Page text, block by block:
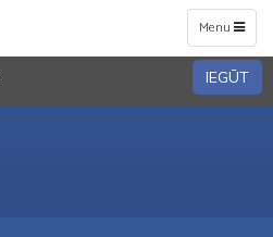
Toggle
navigation
Menu
IEGŪT